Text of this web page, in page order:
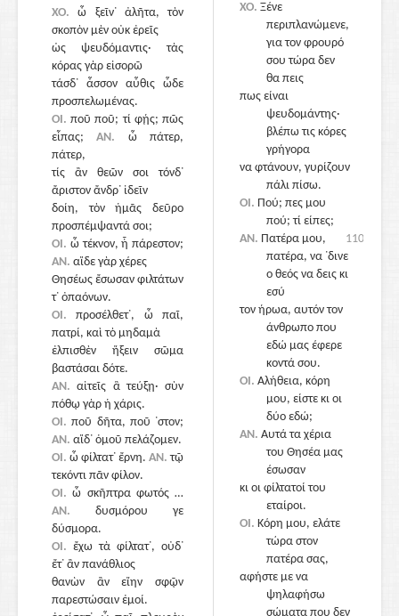
ΧΟ. ὦ ξεῖν᾽ ἀλῆτα, τὸν
σκοπὸν μὲν οὐκ ἐρεῖς
ὡς ψευδόμαντις· τὰς
κόρας γὰρ εἰσορῶ
τάσδ᾽ ἆσσον αὖθις ὧδε
προσπελωμένας.
ΟΙ. ποῦ ποῦ; τί φῄς; πῶς
εἶπας;ΑΝ. ὦ πάτερ,
πάτερ,
τίς ἂν θεῶν σοι τόνδ᾽
ἄριστον ἄνδρ᾽ ἰδεῖν
δοίη, τὸν ἡμᾶς δεῦρο
προσπέμψαντά σοι;
ΟΙ. ὦ τέκνον, ἦ πάρεστον;
ΑΝ. αἵδε γὰρ χέρες
Θησέως ἔσωσαν φιλτάτων
τ᾽ ὀπαόνων.
ΟΙ. προσέλθετ᾽, ὦ παῖ,
πατρί, καὶ τὸ μηδαμὰ
ἐλπισθὲν ἥξειν σῶμα
βαστάσαι δότε.
ΑΝ. αἰτεῖς ἃ τεύξῃ· σὺν
πόθῳ γὰρ ἡ χάρις.
ΟΙ. ποῦ δῆτα, ποῦ ᾽στον;
ΑΝ. αἵδ᾽ ὁμοῦ πελάζομεν.
ΟΙ. ὦ φίλτατ᾽ ἔρνη. ΑΝ. τῷ
τεκόντι πᾶν φίλον.
ΟΙ. ὦ σκῆπτρα φωτός …
ΑΝ. δυσμόρου γε
δύσμορα.
ΟΙ. ἔχω τὰ φίλτατ᾽, οὐδ᾽
ἔτ᾽ ἂν πανάθλιος
θανὼν ἂν εἴην σφῷν
παρεστώσαιν ἐμοί.
ΧΟ. Ξένε
περιπλανώμενε,
για τον φρουρό
σου τώρα δεν
θα πεις
πως είναι
ψευδομάντης·
βλέπω τις κόρες
γρήγορα
να φτάνουν, γυρίζουν
πάλι πίσω.
ΟΙ. Πού; πες μου
πού; τί είπες;
1100
ΑΝ. Πατέρα μου,
πατέρα, να ᾽δινε
ο θεός να δεις κι
εσύ
τον ήρωα, αυτόν τον
άνθρωπο που
εδώ μας έφερε
κοντά σου.
ΟΙ. Αλήθεια, κόρη
μου, είστε κι οι
δύο εδώ;
ΑΝ. Αυτά τα χέρια
του Θησέα μας
έσωσαν
κι οι φίλτατοί του
εταίροι.
ΟΙ. Κόρη μου, ελάτε
τώρα στον
πατέρα σας,
αφήστε με να
ψηλαφήσω
σώματα που δεν